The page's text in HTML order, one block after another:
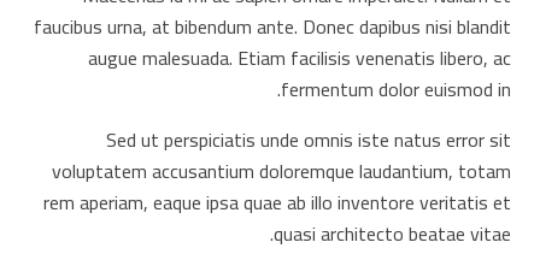
faucibus urna, at bibendum ante. Donec dapibus nisi blandit
augue malesuada. Etiam facilisis venenatis libero, ac
fermentum dolor euismod in.
Sed ut perspiciatis unde omnis iste natus error sit
voluptatem accusantium doloremque laudantium, totam
rem aperiam, eaque ipsa quae ab illo inventore veritatis et
quasi architecto beatae vitae.